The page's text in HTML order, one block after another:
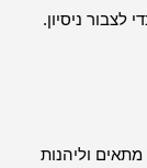
לצבור ניסיון.
וליהנות